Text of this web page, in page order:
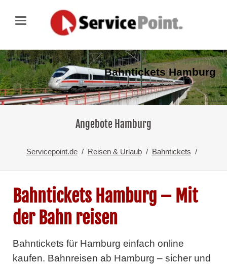
Bahntickets Hamburg
Angebote Hamburg
Servicepoint.de Reisen & Urlaub Bahntickets
Bahntickets Hamburg – Mit
der Bahn reisen
Bahntickets für Hamburg einfach online
kaufen. Bahnreisen ab Hamburg – sicher und